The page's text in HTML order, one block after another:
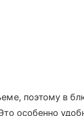
поэтому в
особенно